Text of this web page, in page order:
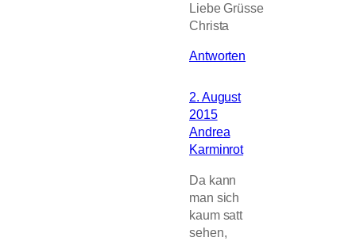
Liebe Grüsse
Christa
Antworten
2. August
2015
Andrea
Karminrot
Da kann
man sich
kaum satt
sehen,